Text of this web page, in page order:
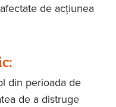
de acțiunea
din perioada de
de a distruge